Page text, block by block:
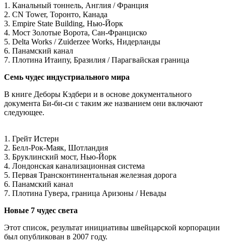
1. Канальный тоннель, Англия / Франция
2. CN Tower, Торонто, Канада
3. Empire State Building, Нью-Йорк
4. Мост Золотые Ворота, Сан-Франциско
5. Delta Works / Zuiderzee Works, Нидерланды
6. Панамский канал
7. Плотина Итаипу, Бразилия / Парагвайская граница
Семь чудес индустриального мира
В книге Деборы Кэдбери и в основе документального
документа Би-би-си с таким же названием они включают
следующее.
1. Грейт Истерн
2. Белл-Рок-Маяк, Шотландия
3. Бруклинский мост, Нью-Йорк
4. Лондонская канализационная система
5. Первая Трансконтинентальная железная дорога
6. Панамский канал
7. Плотина Гувера, граница Аризоны / Невады
Новые 7 чудес света
Этот список, результат инициативы швейцарской корпорации
был опубликован в 2007 году.